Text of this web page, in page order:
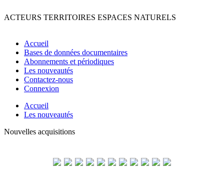
ACTEURS TERRITOIRES ESPACES NATURELS
Accueil
Bases de données documentaires
Abonnements et périodiques
Les nouveautés
Contactez-nous
Connexion
Accueil
Les nouveautés
Nouvelles acquisitions